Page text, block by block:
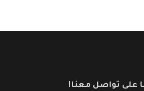
على تواصل معنا!